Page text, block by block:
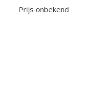
Prijs onbekend